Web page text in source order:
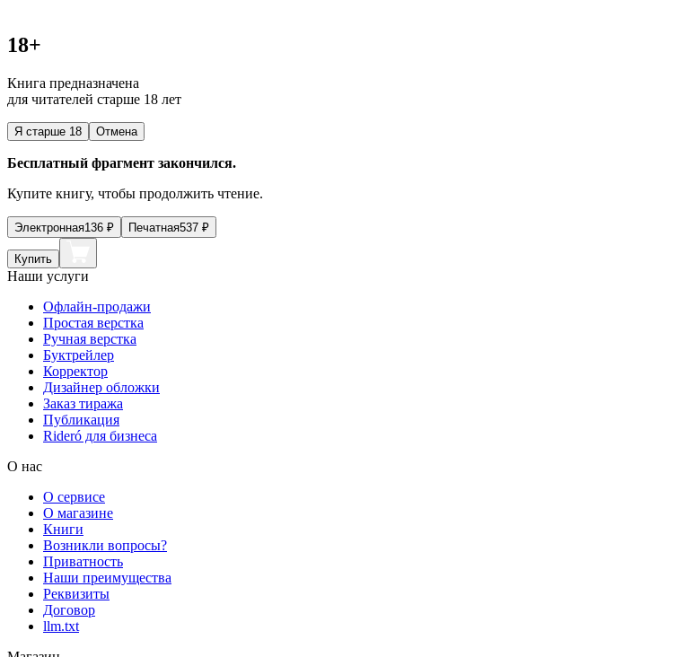
18+
Книга предназначена
для читателей старше 18 лет
Я старше 18 Отмена
Бесплатный фрагмент закончился.
Купите книгу, чтобы продолжить чтение.
Электронная136 ₽ Печатная537 ₽
Купить
Наши услуги
Офлайн-продажи
Простая верстка
Ручная верстка
Буктрейлер
Корректор
Дизайнер обложки
Заказ тиража
Публикация
Rideró для бизнеса
О нас
О сервисе
О магазине
Книги
Возникли вопросы?
Приватность
Наши преимущества
Реквизиты
Договор
llm.txt